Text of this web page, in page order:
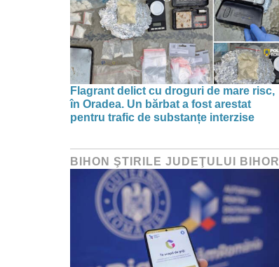
Flagrant delict cu droguri de mare risc,
în Oradea. Un bărbat a fost arestat
pentru trafic de substanțe interzise
BIHON ŞTIRILE JUDEŢULUI BIHOR